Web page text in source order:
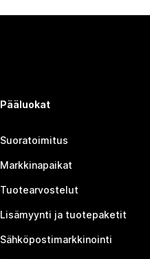
Pääluokat
Suoratoimitus
Markkinapaikat
Tuotearvostelut
Lisämyynti ja tuotepaketit
Sähköpostimarkkinointi